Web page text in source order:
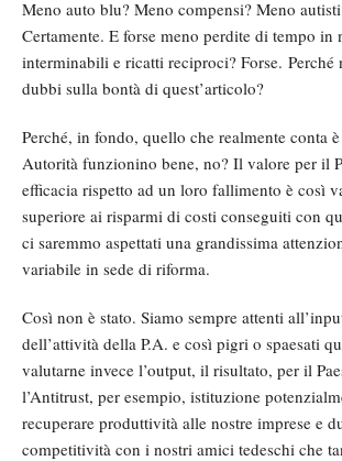
Meno auto blu? Meno compensi? Meno
Certamente. E forse meno perdite di tempo in
interminabili e ricatti reciproci? Forse. Perché
dubbi sulla bontà di quest’articolo?
Perché, in fondo, quello che realmente conta
Autorità funzionino bene, no? Il valore per il
efficacia rispetto ad un loro fallimento è così
superiore ai risparmi di costi conseguiti con
ci saremmo aspettati una grandissima
variabile in sede di riforma.
Così non è stato. Siamo sempre attenti
dell’attività della P.A. e così pigri o spaesati
valutarne invece l’output, il risultato, per il
l’Antitrust, per esempio, istituzione
recuperare produttività alle nostre imprese e
competitività con i nostri amici tedeschi che